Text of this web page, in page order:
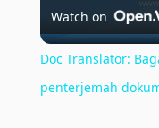
Watch on
Doc Translator:
penterjemah